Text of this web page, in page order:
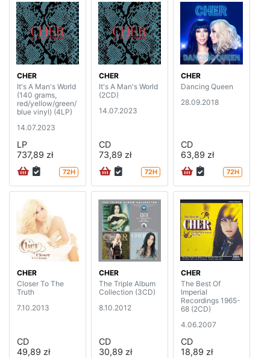
CHER
It's A Man's World
(140 grams,
red/yellow/green/
blue vinyl) (4LP)
14.07.2023
LP
737,89 zł
72H
CHER
It's A Man's World
(2CD)
14.07.2023
CD
73,89 zł
72H
CHER
Dancing Queen
28.09.2018
CD
63,89 zł
72H
CHER
Closer To The
Truth
7.10.2013
CD
49,89 zł
CHER
The Triple Album
Collection (3CD)
8.10.2012
CD
30,89 zł
CHER
The Best Of
Imperial
Recordings 1965-
68 (2CD)
4.06.2007
CD
18,89 zł